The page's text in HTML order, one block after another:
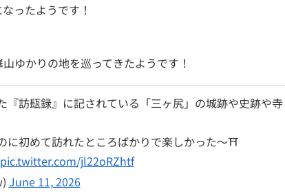
ったようです！
ゆかりの地を巡ってきたようです！
訪瓺録』に記されている「三ヶ尻」の城跡や史跡や寺
に初めて訪れたところばかりで楽しかった〜⛩️
pic.twitter.com/jl22oRZhtf
June 11, 2026